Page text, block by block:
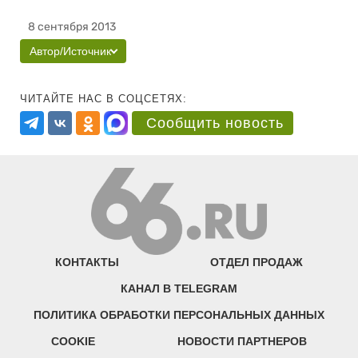
8 сентября 2013
Автор/Источник
ЧИТАЙТЕ НАС В СОЦСЕТЯХ:
Сообщить новость
КОНТАКТЫ ОТДЕЛ ПРОДАЖ
КАНАЛ В TELEGRAM
ПОЛИТИКА ОБРАБОТКИ ПЕРСОНАЛЬНЫХ ДАННЫХ
COOKIE НОВОСТИ ПАРТНЕРОВ